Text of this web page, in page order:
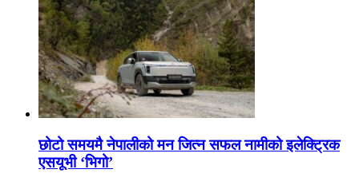
छोटो समयमै नेपालीको मन जित्न सफल नामीको इलेक्ट्रिक
एसयूभी ‘भिगो’